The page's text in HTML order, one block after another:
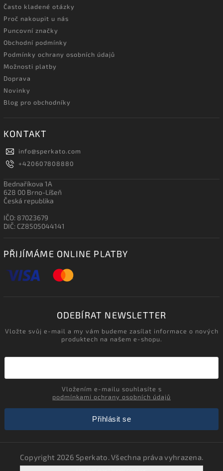
Často kladené otázky
Proč nakoupit u nás
Puncovní značky
Obchodní podmínky
Podmínky ochrany osobních údajů
Možnosti platby
Doprava
Novinky
Blog pro obchodníky
KONTAKT
info@sperkato.com
+420607808880
Bednaříkova 1A
628 00 Brno-Líšeň
Česká republika
IČO: 87023679
DIČ: CZ8505044141
PŘIJÍMÁME ONLINE PLATBY
ODEBÍRAT NEWSLETTER
Vložte svůj e-mail a my vám budeme zasílat informace o nových
produktech na našem e-shopu.
podmínkami ochrany osobních údajů
Přihlásit se
Copyright 2026 Sperkato. Všechna práva vyhrazena.